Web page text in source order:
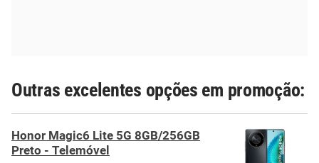
Outras excelentes opções em promoção:
Honor Magic6 Lite 5G 8GB/256GB
Preto - Telemóvel